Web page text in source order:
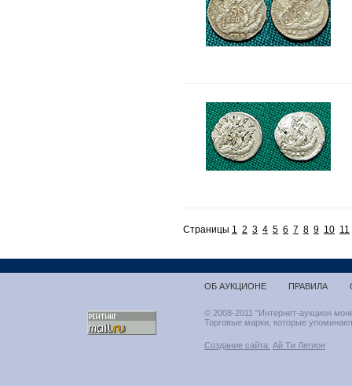
Страницы 1 2 3 4 5 6 7 8 9 10 11
ОБ АУКЦИОНЕ ПРАВИЛА
© 2008-2011 "Интернет-аукцион
Торговые марки, которые
Создание сайта: Ай Ти Легион